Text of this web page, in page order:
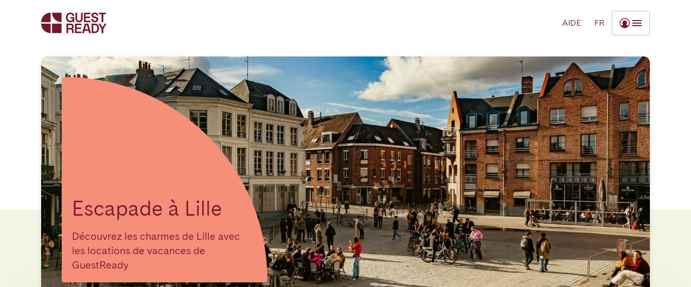
AIDE FR
Escapade à Lille
Découvrez les charmes de Lille avec
les locations de vacances de
GuestReady